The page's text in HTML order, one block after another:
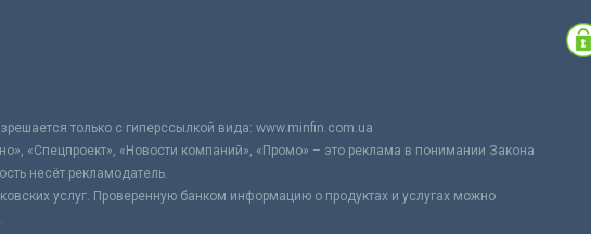
только с гиперссылкой вида: www.minfin.com.ua
«Спецпроект», «Новости компаний», «Промо» – это реклама в понимании Закона
несёт рекламодатель.
услуг. Проверенную банком информацию о продуктах и услугах можно